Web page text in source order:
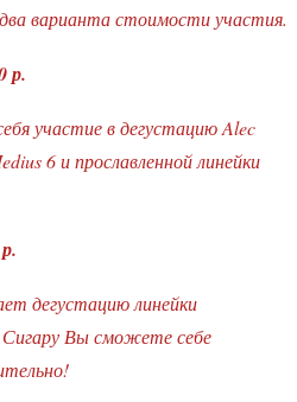
варианта стоимости участия.
р.
участие в дегустацию Alec
6 и прославленной линейки
дегустацию линейки
Сигару Вы сможете себе